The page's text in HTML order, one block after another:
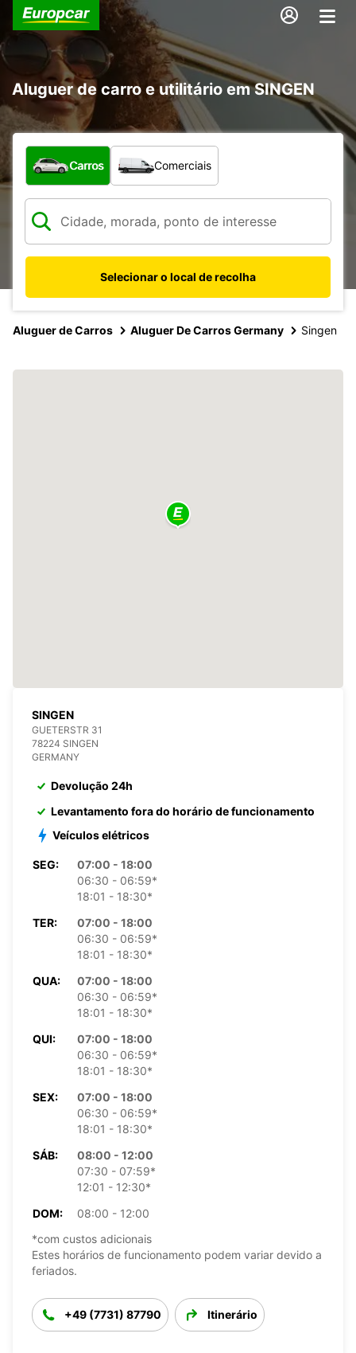
Aluguer de carro e utilitário em SINGEN
Que tipo de veículo pretende?
Carros Comerciais
Selecionar o local de recolha
Aluguer de Carros Aluguer De Carros Germany Singen
SINGEN
GUETERSTR 31
78224 SINGEN
GERMANY
Devolução 24h
Levantamento fora do horário de funcionamento
Veículos elétricos
SEG:
07:00 - 18:00
06:30 - 06:59*
18:01 - 18:30*
TER:
07:00 - 18:00
06:30 - 06:59*
18:01 - 18:30*
QUA:
07:00 - 18:00
06:30 - 06:59*
18:01 - 18:30*
QUI:
07:00 - 18:00
06:30 - 06:59*
18:01 - 18:30*
SEX:
07:00 - 18:00
06:30 - 06:59*
18:01 - 18:30*
SÁB:
08:00 - 12:00
07:30 - 07:59*
12:01 - 12:30*
DOM:
08:00 - 12:00
*com custos adicionais
Estes horários de funcionamento podem variar devido a
feriados.
+49 (7731) 87790 Itinerário